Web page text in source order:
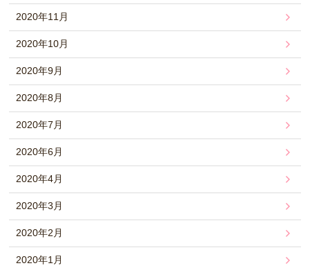
2020年11月
2020年10月
2020年9月
2020年8月
2020年7月
2020年6月
2020年4月
2020年3月
2020年2月
2020年1月